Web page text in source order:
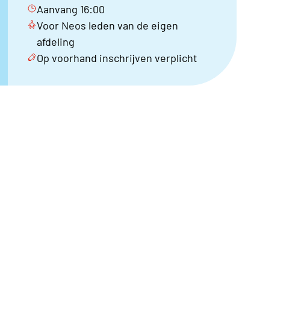
Aanvang 16:00
Voor Neos leden van de eigen
afdeling
Op voorhand inschrijven verplicht